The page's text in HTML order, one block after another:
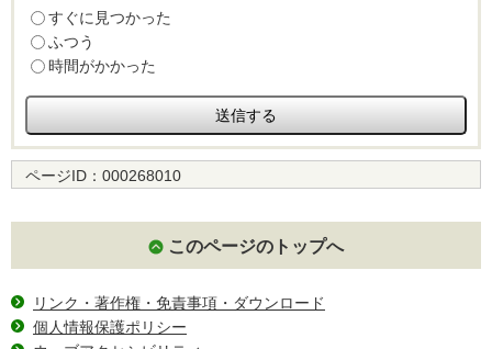
すぐに見つかった
ふつう
時間がかかった
ページID： 000268010
このページのトップへ
リンク・著作権・免責事項・ダウンロード
個人情報保護ポリシー